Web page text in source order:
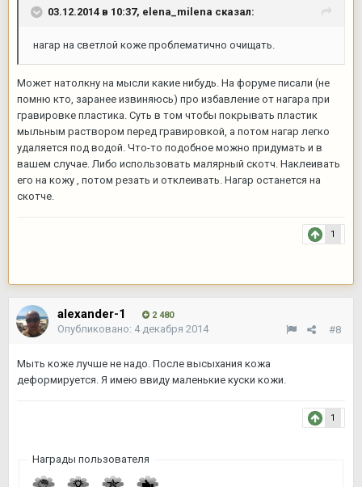
03.12.2014 в 10:37, elena_milena сказал:
нагар на светлой коже проблематично очищать.
Может натолкну на мысли какие нибудь. На форуме писали (не
помню кто, заранее извиняюсь) про избавление от нагара при
гравировке пластика. Суть в том чтобы покрывать пластик
мыльным раствором перед гравировкой, а потом нагар легко
удаляется под водой. Что-то подобное можно придумать и в
вашем случае. Либо использовать малярный скотч. Наклеивать
его на кожу , потом резать и отклеивать. Нагар останется на
скотче.
1
alexander-1 2 480
#8
Опубликовано: 4 декабря 2014
Мыть коже лучше не надо. После высыхания кожа
деформируется. Я имею ввиду маленькие куски кожи.
1
Награды пользователя